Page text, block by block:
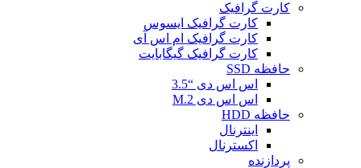
کارت گرافیک
کارت گرافیک ایسوس
کارت گرافیک ام اس آی
کارت گرافیک گیگابایت
حافظه SSD
اس اس دی “3.5
اس اس دی M.2
حافظه HDD
اینترنال
اکسترنال
پردازنده